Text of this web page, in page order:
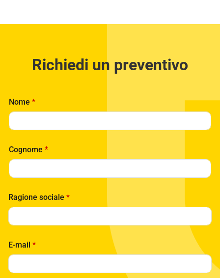
Richiedi un preventivo
Nome *
Cognome *
Ragione sociale *
E-mail *